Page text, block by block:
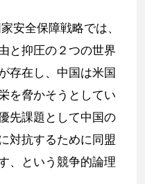
安全保障戦略では、
と抑圧の２つの世界
存在し、中国は米国
を脅かそうとしてい
先課題として中国の
対抗するために同盟
、という競争的論理